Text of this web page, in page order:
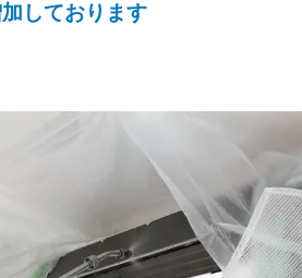
しております